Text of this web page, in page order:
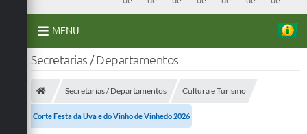
MENU
A Prefeitura
Secretarias
Telefones
Secretarias / Departamentos
Secretarias / Departamentos Cultura e Turismo
Corte Festa da Uva e do Vinho de Vinhedo 2026